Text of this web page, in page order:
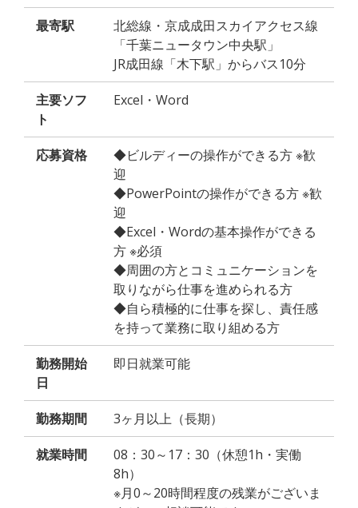
最寄駅
北総線・京成成田スカイアクセス線
「千葉ニュータウン中央駅」
JR成田線「木下駅」からバス10分
主要ソフ
ト
Excel・Word
応募資格
◆ビルディーの操作ができる方 ※歓
迎
◆PowerPointの操作ができる方 ※歓
迎
◆Excel・Wordの基本操作ができる
方 ※必須
◆周囲の方とコミュニケーションを
取りながら仕事を進められる方
◆自ら積極的に仕事を探し、責任感
を持って業務に取り組める方
勤務開始
日
即日就業可能
勤務期間 3ヶ月以上（長期）
就業時間
08：30～17：30（休憩1h・実働
8h）
※月0～20時間程度の残業がございま